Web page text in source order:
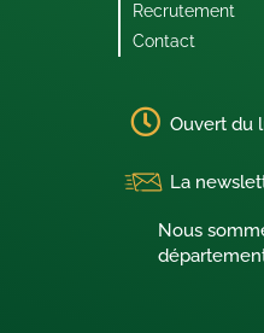
Recrutement
Contact
Ouvert du
La
Nous
département